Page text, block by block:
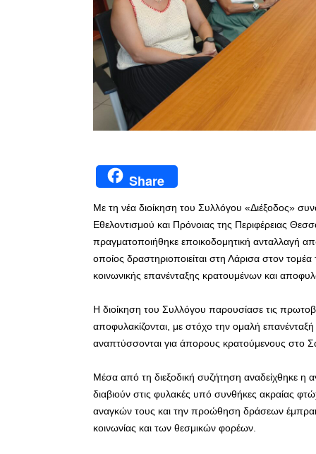
Share
Με τη νέα διοίκηση του Συλλόγου «Διέξοδος»
Εθελοντισμού και Πρόνοιας της Περιφέρειας
πραγματοποιήθηκε εποικοδομητική ανταλλαγή
οποίος δραστηριοποιείται στη Λάρισα στον
κοινωνικής επανένταξης κρατουμένων και
Η διοίκηση του Συλλόγου παρουσίασε τις
αποφυλακίζονται, με στόχο την ομαλή
αναπτύσσονται για άπορους κρατούμενους στο
Μέσα από τη διεξοδική συζήτηση αναδείχθηκε
διαβιούν στις φυλακές υπό συνθήκες ακραίας
αναγκών τους και την προώθηση δράσεων
κοινωνίας και των θεσμικών φορέων.